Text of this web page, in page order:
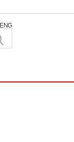
ENG